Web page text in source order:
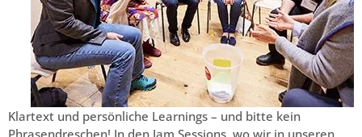
Klartext und persönliche Learnings – und bitte kein